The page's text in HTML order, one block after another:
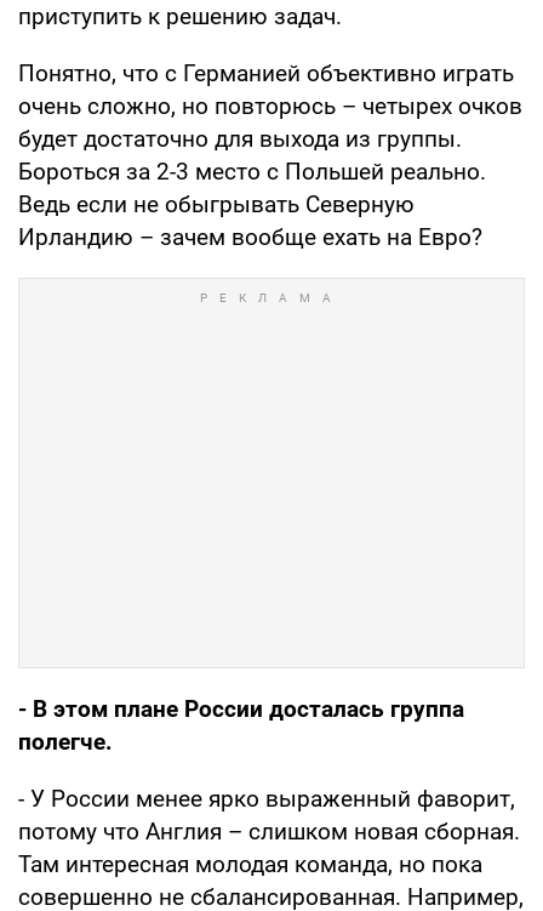
приступить к решению задач.
Понятно, что с Германией объективно играть
очень сложно, но повторюсь – четырех очков
будет достаточно для выхода из группы.
Бороться за 2-3 место с Польшей реально.
Ведь если не обыгрывать Северную
Ирландию – зачем вообще ехать на Евро?
- В этом плане России досталась группа
полегче.
- У России менее ярко выраженный фаворит,
потому что Англия – слишком новая сборная.
Там интересная молодая команда, но пока
совершенно не сбалансированная. Например,